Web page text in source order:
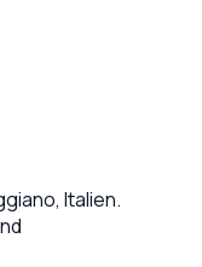
, Italien.